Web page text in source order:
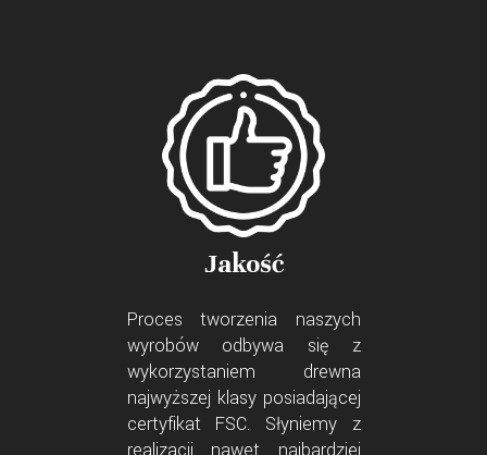
Jakość
Proces tworzenia naszych
wyrobów odbywa się z
wykorzystaniem drewna
najwyższej klasy posiadającej
certyfikat FSC. Słyniemy z